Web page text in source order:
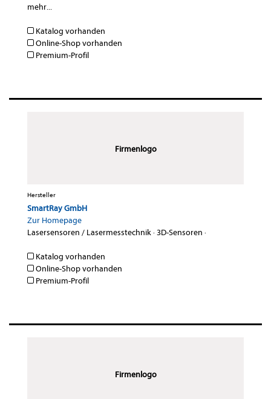
mehr...
Katalog vorhanden
Online-Shop vorhanden
Premium-Profil
Firmenlogo
Hersteller
SmartRay GmbH
Zur Homepage
Lasersensoren / Lasermesstechnik·3D-Sensoren ·
Katalog vorhanden
Online-Shop vorhanden
Premium-Profil
Firmenlogo